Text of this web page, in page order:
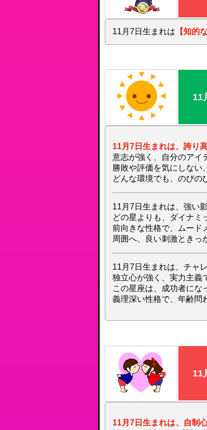
11月7日生まれは 【知的
11
11月7日生まれは、誇り
意志が強く、自分のアイ
勝敗や評価を気にしない
どんな環境でも、のびの
11月7日生まれは、強い
どの星よりも、ダイナミ
前向きな性格で、ムード
周囲へ、良い刺激ときっ
11月7日生まれは、チャ
独立心が強く、実力主義
この星座は、成功者にな
義理深い性格で、年齢問
11
11月7日生まれは、自制